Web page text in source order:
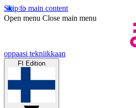
Skip to main content
Open menu Close main menu
oppaasi tekniikkaan
FI Edition